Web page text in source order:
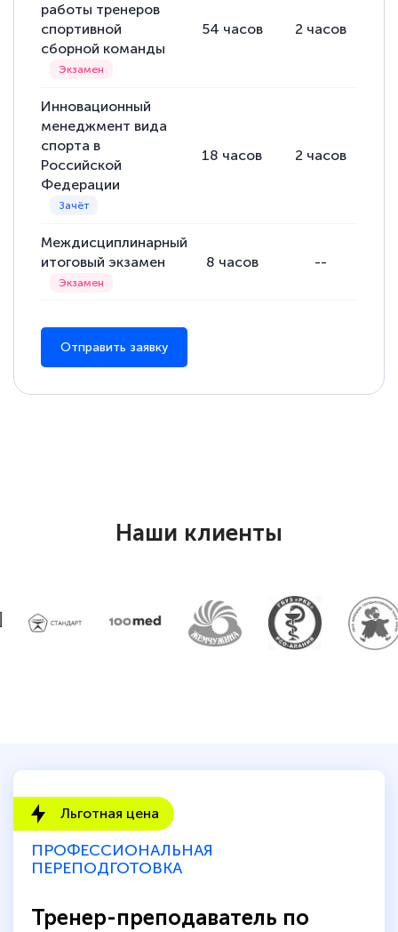
работы тренеров
спортивной
сборной команды
54 часов 2 часов
Инновационный
менеджмент вида
спорта в
Российской
Федерации
18 часов 2 часов
Междисциплинарный
итоговый экзамен
8 часов --
Отправить заявку
Наши клиенты
Льготная цена
ПРОФЕССИОНАЛЬНАЯ
ПЕРЕПОДГОТОВКА
Тренер-преподаватель по